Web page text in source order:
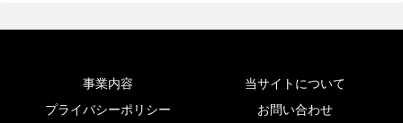
事業内容
当サイトについて
プライバシーポリシー
お問い合わせ